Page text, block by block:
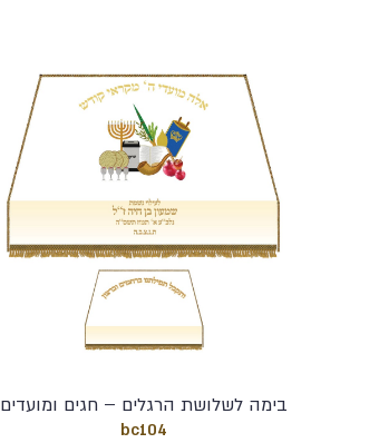
בימה לשלושת הרגלים – חגים ומועדים
bc104